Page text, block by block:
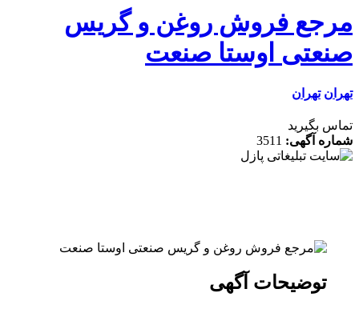
فروش روغن و گریس
اوستا صنعت
تهران
بگیرید
آگهی:3511
توضیحات آگهی